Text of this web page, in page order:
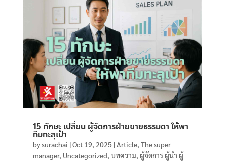
15 ทักษะ เปลี่ยน ผู้จัดการฝ่ายขายธรรมดา ให้พา
ทีมทะลุเป้า
bysurachai |Oct 19, 2025|Article, The super
manager, Uncategorized, บทความ, ผู้จัดการ ผู้นำ ผู้